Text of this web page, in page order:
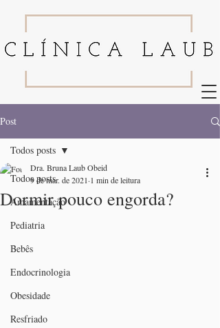
Post
Todos posts
Amamentação
Pediatria
Bebês
Endocrinologia
Obesidade
Resfriado
Todos posts
Dormir pouco engorda?
Dra. Bruna Laub Obeid
9 de mar. de 2021 1 min de leitura